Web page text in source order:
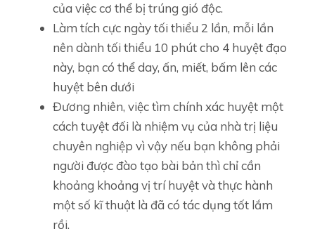
của việc cơ thể bị trúng gió độc.
Làm tích cực ngày tối thiểu 2 lần, mỗi lần
nên dành tối thiểu 10 phút cho 4 huyệt đạo
này, bạn có thể day, ấn, miết, bấm lên các
huyệt bên dưới
Đương nhiên, việc tìm chính xác huyệt một
cách tuyệt đối là nhiệm vụ của nhà trị liệu
chuyên nghiệp vì vậy nếu bạn không phải
người được đào tạo bài bản thì chỉ cần
khoảng khoảng vị trí huyệt và thực hành
một số kĩ thuật là đã có tác dụng tốt lắm
rồi.